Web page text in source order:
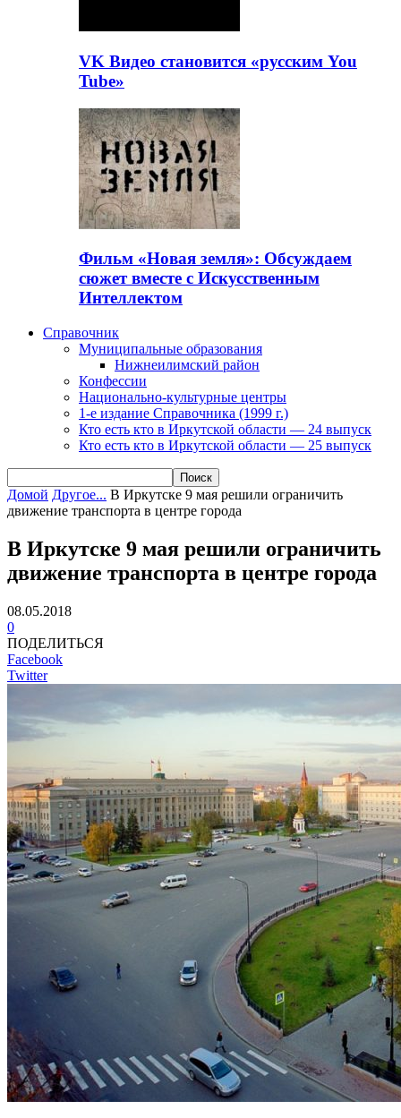
VK Видео становится «русским You
Tube»
Фильм «Новая земля»: Обсуждаем
сюжет вместе с Искусственным
Интеллектом
Справочник
Муниципальные образования
Нижнеилимский район
Конфессии
Национально-культурные центры
1-е издание Справочника (1999 г.)
Кто есть кто в Иркутской области — 24 выпуск
Кто есть кто в Иркутской области — 25 выпуск
Домой Другое... В Иркутске 9 мая решили ограничить
движение транспорта в центре города
В Иркутске 9 мая решили ограничить
движение транспорта в центре города
08.05.2018
0
ПОДЕЛИТЬСЯ
Facebook
Twitter